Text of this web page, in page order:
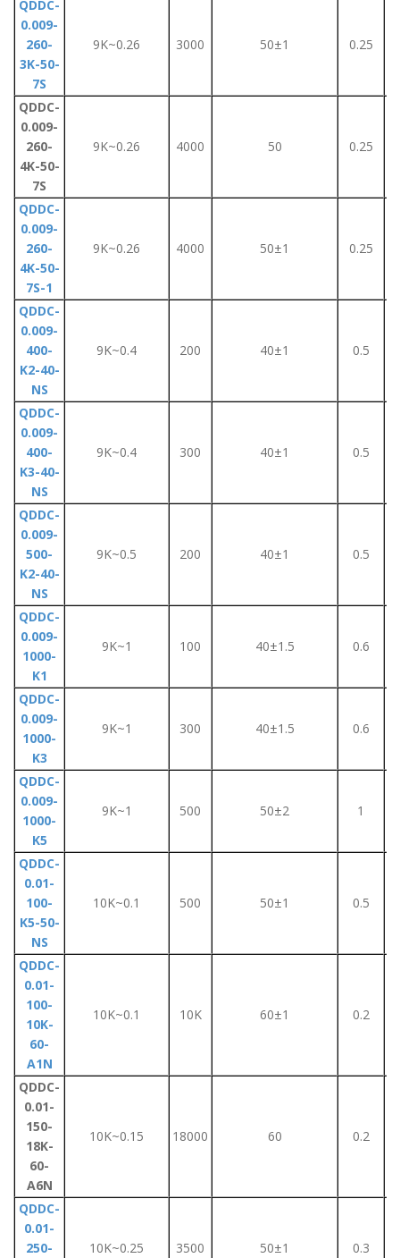
QDDC-
0.009-
260-
3K-50-
7S
9K~0.26 3000 50±1 0.25
QDDC-
0.009-
260-
4K-50-
7S
9K~0.26 4000 50 0.25
QDDC-
0.009-
260-
4K-50-
7S-1
9K~0.26 4000 50±1 0.25
QDDC-
0.009-
400-
K2-40-
NS
9K~0.4 200 40±1 0.5
QDDC-
0.009-
400-
K3-40-
NS
9K~0.4 300 40±1 0.5
QDDC-
0.009-
500-
K2-40-
NS
9K~0.5 200 40±1 0.5
QDDC-
0.009-
1000-
K1
9K~1 100 40±1.5 0.6
QDDC-
0.009-
1000-
K3
9K~1 300 40±1.5 0.6
QDDC-
0.009-
1000-
K5
9K~1 500 50±2 1
QDDC-
0.01-
100-
K5-50-
NS
10K~0.1 500 50±1 0.5
QDDC-
0.01-
100-
10K-
60-
A1N
10K~0.1 10K 60±1 0.2
QDDC-
0.01-
150-
18K-
60-
A6N
10K~0.15 18000 60 0.2
QDDC-
0.01-
250-
10K~0.25 3500 50±1 0.3